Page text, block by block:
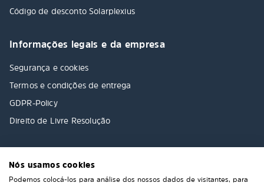
Código de desconto Solarplexius
Informações legais e da empresa
Segurança e cookies
Termos e condições de entrega
GDPR-Policy
Direito de Livre Resolução
Nós usamos cookies
Podemos colocá-los para análise dos nossos dados de visitantes, para